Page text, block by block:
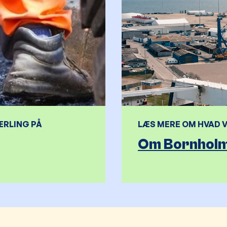
PÅ LÆS MERE OM HVAD
Om